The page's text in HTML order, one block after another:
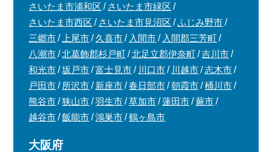
さいたま市浦和区
さいたま市緑区
さいたま市西区
さいたま市見沼区
ふじみ野市
三郷市
上尾市 久喜市 入間市
入間郡三芳町
八潮市
北葛飾郡杉戸町 北足立郡伊奈町
吉川市
和光市
坂戸市 富士見市 川口市 川越市
志木市
戸田市
所沢市 新座市 春日部市 朝霞市
桶川市
熊谷市
狭山市 羽生市 草加市 蓮田市
蕨市
越谷市
飯能市 鴻巣市 鶴ヶ島市
大阪府